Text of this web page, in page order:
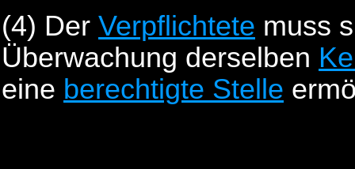
(4) Der Verpflichtete muss
Überwachung derselben
eine berechtigte Stelle